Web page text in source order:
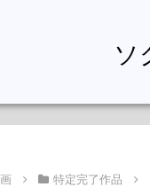
ソ
特定完了作品